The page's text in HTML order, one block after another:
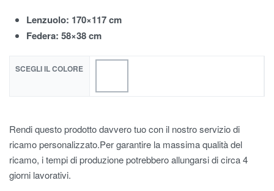
Lenzuolo: 170×117 cm
Federa: 58×38 cm
SCEGLI IL COLORE
Rendi questo prodotto davvero tuo con il nostro servizio di
ricamo personalizzato.Per garantire la massima qualità del
ricamo, i tempi di produzione potrebbero allungarsi di circa 4
giorni lavorativi.